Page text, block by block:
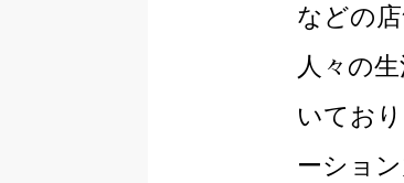
などの
人々の
いてお
ーショ